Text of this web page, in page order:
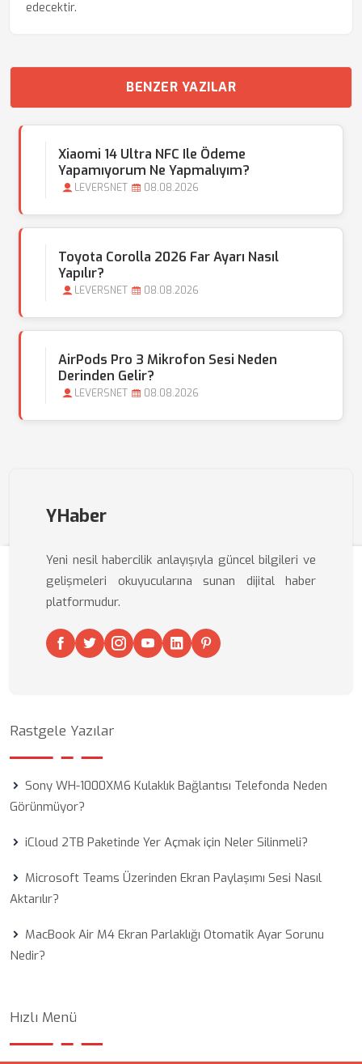
edecektir.
BENZER YAZILAR
Xiaomi 14 Ultra NFC Ile Ödeme
Yapamıyorum Ne Yapmalıyım?
LEVERSNET 08.08.2026
Toyota Corolla 2026 Far Ayarı Nasıl
Yapılır?
LEVERSNET 08.08.2026
AirPods Pro 3 Mikrofon Sesi Neden
Derinden Gelir?
LEVERSNET 08.08.2026
YHaber
Yeni nesil habercilik anlayışıyla güncel bilgileri ve
gelişmeleri okuyucularına sunan dijital haber
platformudur.
Rastgele Yazılar
Sony WH-1000XM6 Kulaklık Bağlantısı Telefonda Neden
Görünmüyor?
iCloud 2TB Paketinde Yer Açmak için Neler Silinmeli?
Microsoft Teams Üzerinden Ekran Paylaşımı Sesi Nasıl
Aktarılır?
MacBook Air M4 Ekran Parlaklığı Otomatik Ayar Sorunu
Nedir?
Hızlı Menü